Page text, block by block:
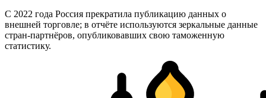
С 2022 года Россия прекратила публикацию данных о
внешней торговле; в отчёте используются зеркальные данные
стран-партнёров, опубликовавших свою таможенную
статистику.